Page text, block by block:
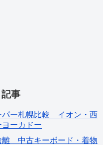
事
パー札幌比較 イオン・西
ーカドー
離 中古キーボード・着物